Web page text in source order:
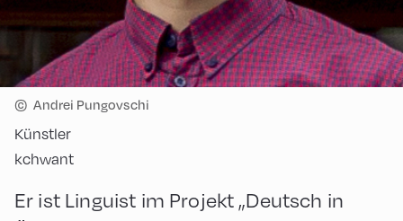
© Andrei Pungovschi
Künstler
kchwant
Er ist Linguist im Projekt „Deutsch in